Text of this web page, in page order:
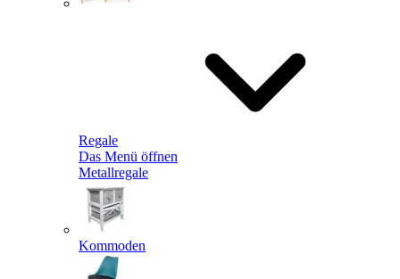
Regale
Das Menü öffnen
Metallregale
Kommoden